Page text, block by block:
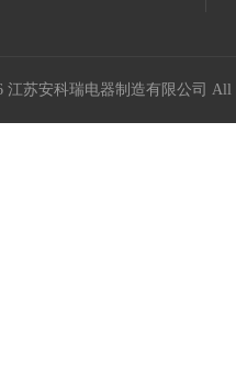
江苏安科瑞电器制造有限公司